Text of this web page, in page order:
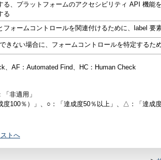
る、プラットフォームのアクセシビリティ API 機能
る
フォームコントロールを関連付けるために、label 要
きない場合に、フォームコントロールを特定するた
、AF： Automated Find、HC： Human Check
非適用」
100％）」、○：「達成度50％以上」、△：「達成
トへ